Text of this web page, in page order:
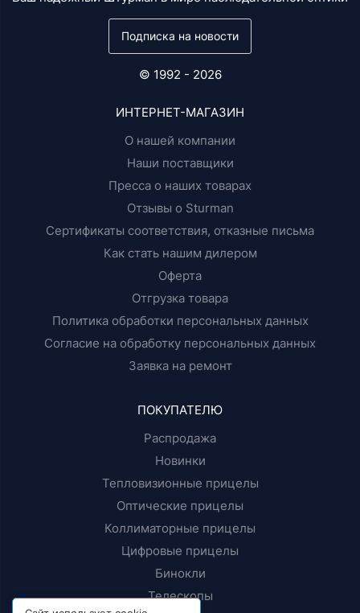
Подписка на новости
© 1992 - 2026
ИНТЕРНЕТ-МАГАЗИН
О нашей компании
Наши поставщики
Пресса о наших товарах
Отзывы о Sturman
Сертификаты соответствия, отказные письма
Как стать нашим дилером
Оферта
Отгрузка товара
Политика обработки персональных данных
Согласие на обработку персональных данных
Заявка на ремонт
ПОКУПАТЕЛЮ
Распродажа
Новинки
Тепловизионные прицелы
Оптические прицелы
Коллиматорные прицелы
Цифровые прицелы
Бинокли
Телескопы